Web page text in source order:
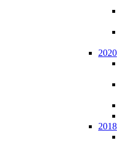
2020
2018